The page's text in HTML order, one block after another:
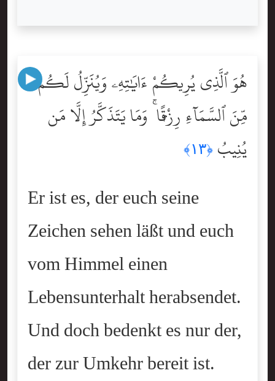
هُوَ ٱلَّذِى يُرِيكُمْ ءَايَٰتِهِۦ وَيُنَزِّلُ لَكُم
مِّنَ ٱلسَّمَآءِ رِزْقًۭا ۚ وَمَا يَتَذَكَّرُ إِلَّا مَن
يُنِيبُ ﴿١٣﴾
Er ist es, der euch seine
Zeichen sehen läßt und euch
vom Himmel einen
Lebensunterhalt herabsendet.
Und doch bedenkt es nur der,
der zur Umkehr bereit ist.